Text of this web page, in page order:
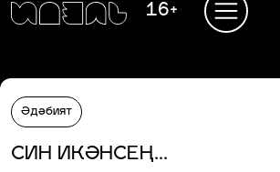
16+
Әдәбият
СИН ИКӘНСЕҢ...